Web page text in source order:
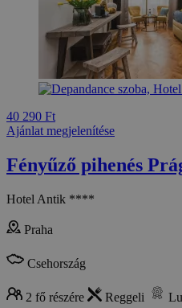
40 290 Ft
Ajánlat megjelenítése
Fényűző pihenés
Hotel Antik ****
Praha
Csehország
2 fő részére Reggeli